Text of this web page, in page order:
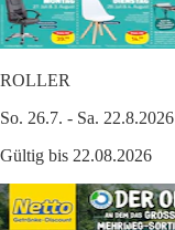
ROLLER
So. 26.7. - Sa. 22.8.2026
Gültig bis 22.08.2026